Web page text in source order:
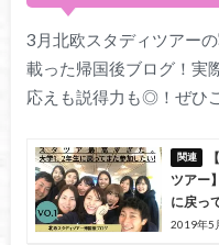
3月北欧スタディツアー
載った帰国後ブログ！実
応えも説得力も◎！ぜひ
ツアー
に戻っ
2019年5